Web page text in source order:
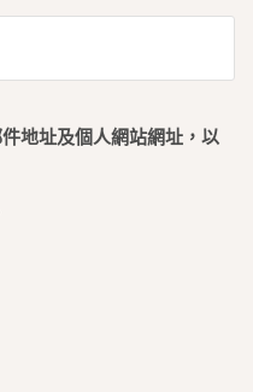
地址及個人網站網址，以